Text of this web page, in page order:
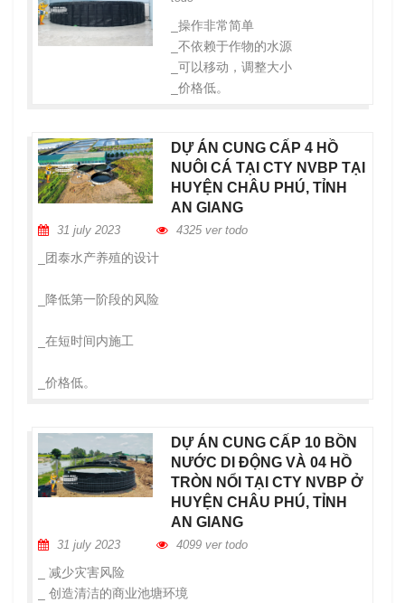
_操作非常简单
_不依赖于作物的水源
_可以移动，调整大小
_价格低。
DỰ ÁN CUNG CẤP 4 HỒ
NUÔI CÁ TẠI CTY NVBP TẠI
HUYỆN CHÂU PHÚ, TỈNH
AN GIANG
31 july 2023 4325 ver todo
_团泰水产养殖的设计
_降低第一阶段的风险
_在短时间内施工
_价格低。
DỰ ÁN CUNG CẤP 10 BỒN
NƯỚC DI ĐỘNG VÀ 04 HỒ
TRÒN NỔI TẠI CTY NVBP Ở
HUYỆN CHÂU PHÚ, TỈNH
AN GIANG
31 july 2023 4099 ver todo
_ 减少灾害风险
_ 创造清洁的商业池塘环境